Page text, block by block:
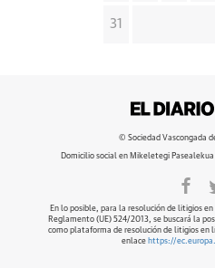
31
© Sociedad Vascongada
Domicilio social en Mikeletegi
En lo posible, para la resolución de litigios
Reglamento (UE) 524/2013, se buscará la
como plataforma de resolución de litigios en
enlace https://